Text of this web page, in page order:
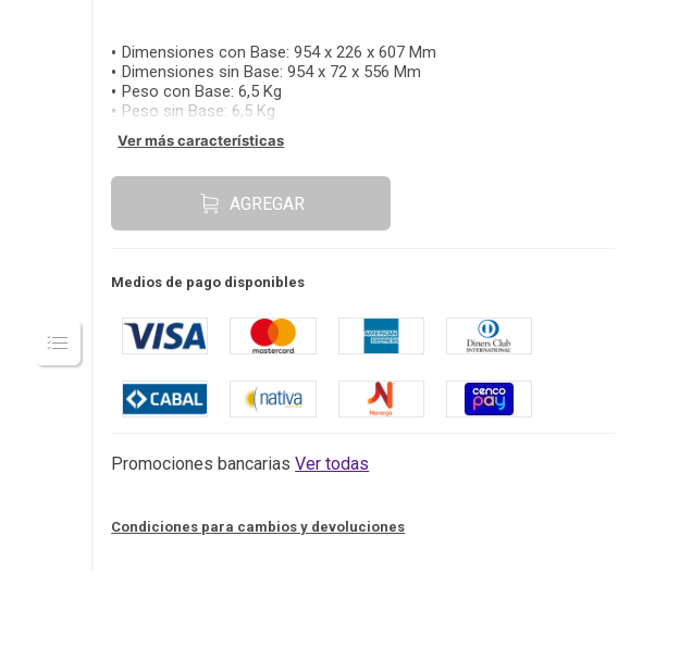
Dimensiones con Base:954 x 226 x 607 Mm
Dimensiones sin Base:954 x 72 x 556 Mm
Peso con Base:6,5 Kg
Peso sin Base: 6,5 Kg
Ver más características
AGREGAR
Medios de pago disponibles
Promociones bancariasVer todas
Condiciones para cambios y devoluciones